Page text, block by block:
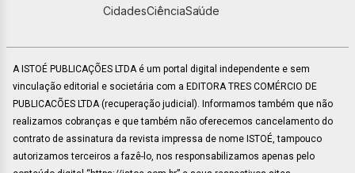
CidadesCiênciaSaúde
A ISTOÉ PUBLICAÇÕES LTDA é um portal digital independente e sem
vinculação editorial e societária com a EDITORA TRES COMÉRCIO DE
PUBLICACÕES LTDA (recuperação judicial). Informamos também que não
realizamos cobranças e que também não oferecemos cancelamento do
contrato de assinatura da revista impressa de nome ISTOÉ, tampouco
autorizamos terceiros a fazê-lo, nos responsabilizamos apenas pelo